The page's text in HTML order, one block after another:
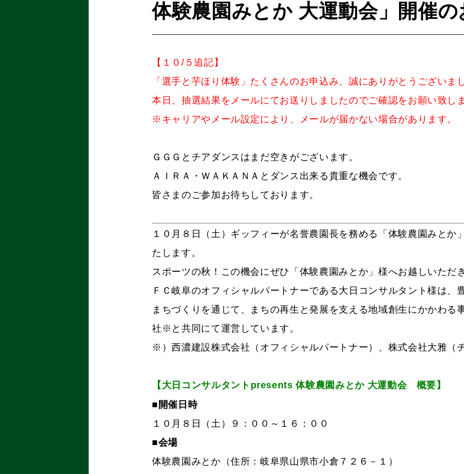
体験農園みとか ⼤運動会」開催の
【１０/５追記】
「選手と芋ほり体験」たくさんのお申込み、誠にありがとうございま
本日、抽選結果をメールにてお送りしましたのでご確認をお願い致しま
※キャリアやメール設定により、メールが届かない場合があります。
ＧＧＧとチアダンスはまだ空きがございます。
ＡＩＲＡ・ＷＡＫＡＮＡとダンス出来る貴重な機会です。
皆さまのご参加お待ちしております。
１０⽉８⽇（⼟）ギッフィーが名誉農園⻑を務める「体験農園みとか
たします。
スポーツの秋！この機会にぜひ「体験農園みとか」様へお越しいただ
ＦＣ岐阜のオフィシャルパートナーである大日コンサルタント様は
まちづくりを通じて、まちの再生と発展を支える地域創生にかかわ
社※と共同にて運営しています。
※）西濃建設株式会社（オフィシャルパートナー）、株式会社大雅（
【大日コンサルタント presents体験農園みとか 大運動会 概要】
■開催日時
１０月８日（土）９：００～１６：００
■会場
体験農園みとか（住所：岐阜県山県市小倉７２６－１）